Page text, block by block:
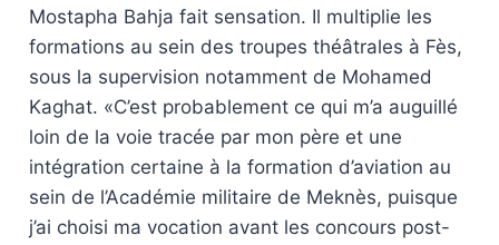
Mostapha Bahja fait sensation. Il multiplie les
formations au sein des troupes théâtrales à Fès,
sous la supervision notamment de Mohamed
Kaghat. «C’est probablement ce qui m’a auguillé
loin de la voie tracée par mon père et une
intégration certaine à la formation d’aviation au
sein de l’Académie militaire de Meknès, puisque
j’ai choisi ma vocation avant les concours post-